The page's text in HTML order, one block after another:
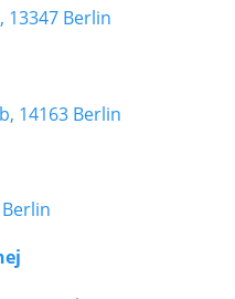
13347 Berlin
14163 Berlin